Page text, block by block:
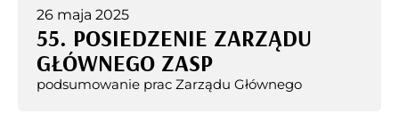
26 maja 2025
55. POSIEDZENIE ZARZĄDU
GŁÓWNEGO ZASP
podsumowanie prac Zarządu Głównego